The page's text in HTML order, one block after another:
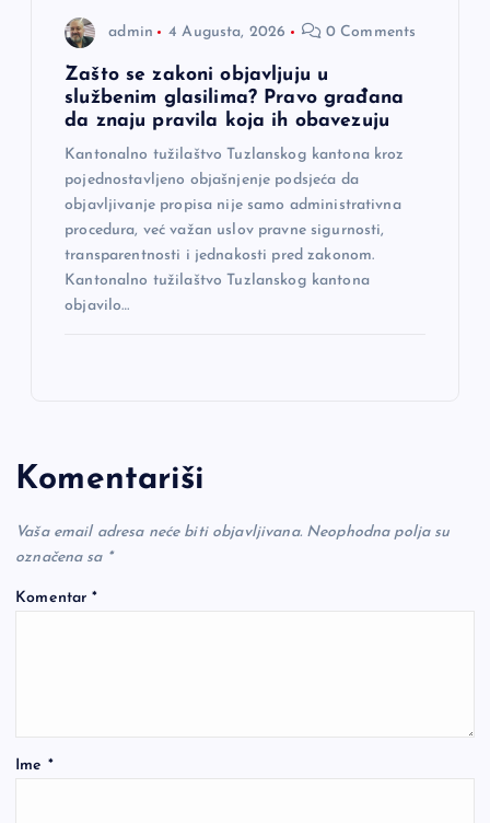
admin 4 Augusta, 2026 0 Comments
Zašto se zakoni objavljuju u
službenim glasilima? Pravo građana
da znaju pravila koja ih obavezuju
Kantonalno tužilaštvo Tuzlanskog kantona kroz
pojednostavljeno objašnjenje podsjeća da
objavljivanje propisa nije samo administrativna
procedura, već važan uslov pravne sigurnosti,
transparentnosti i jednakosti pred zakonom.
Kantonalno tužilaštvo Tuzlanskog kantona
objavilo…
Komentariši
Vaša email adresa neće biti objavljivana. Neophodna polja su
označena sa *
Komentar*
Ime *